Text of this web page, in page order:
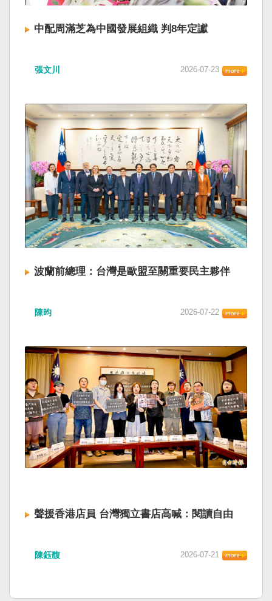
中配周滿芝為中國發展組織 判8年定讞
張文川 2026-07-23
波蘭前總理：台灣是歐盟至關重要民主夥伴
陳昀 2026-07-22
聲援香港店員 台灣獨立書店高喊：閱讀自由
陳鈺馥 2026-07-21